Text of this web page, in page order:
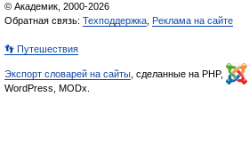
© Академик, 2000-2026
Обратная связь: Техподдержка Реклама на сайте
👣 Путешествия
Экспорт словарей на сайты , сделанные на PHP,
WordPress, MODx.